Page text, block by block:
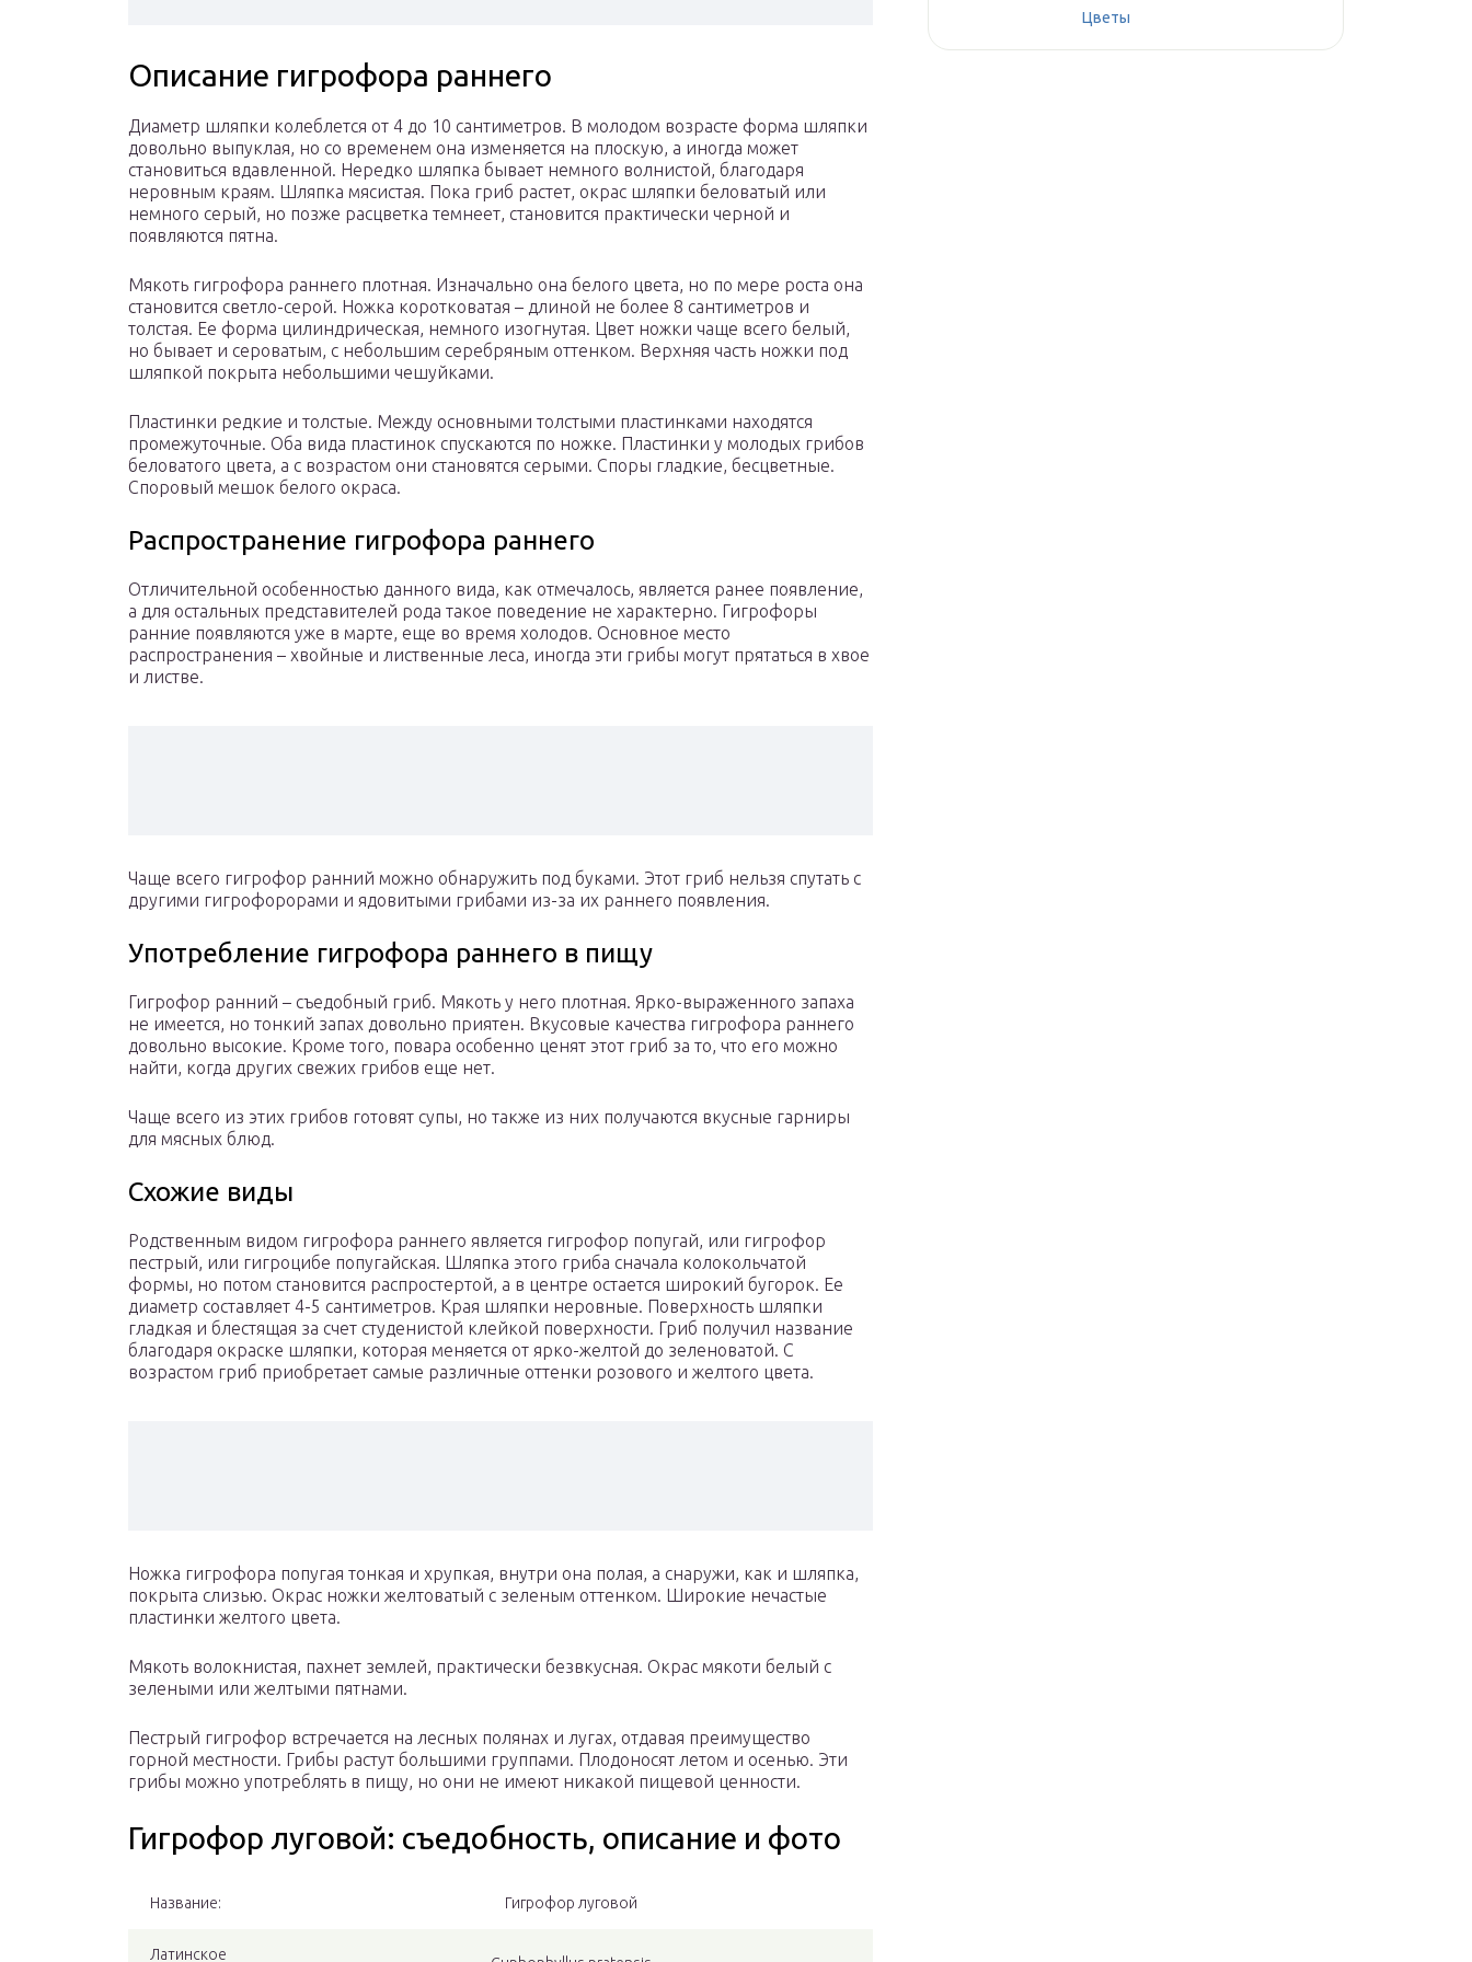
Описание гигрофора раннего
Диаметр шляпки колеблется от 4 до 10 сантиметров. В молодом возрасте форма шляпки
довольно выпуклая, но со временем она изменяется на плоскую, а иногда может
становиться вдавленной. Нередко шляпка бывает немного волнистой, благодаря
неровным краям. Шляпка мясистая. Пока гриб растет, окрас шляпки беловатый или
немного серый, но позже расцветка темнеет, становится практически черной и
появляются пятна.
Мякоть гигрофора раннего плотная. Изначально она белого цвета, но по мере роста она
становится светло-серой. Ножка коротковатая – длиной не более 8 сантиметров и
толстая. Ее форма цилиндрическая, немного изогнутая. Цвет ножки чаще всего белый,
но бывает и сероватым, с небольшим серебряным оттенком. Верхняя часть ножки под
шляпкой покрыта небольшими чешуйками.
Пластинки редкие и толстые. Между основными толстыми пластинками находятся
промежуточные. Оба вида пластинок спускаются по ножке. Пластинки у молодых грибов
беловатого цвета, а с возрастом они становятся серыми. Споры гладкие, бесцветные.
Споровый мешок белого окраса.
Распространение гигрофора раннего
Отличительной особенностью данного вида, как отмечалось, является ранее появление,
а для остальных представителей рода такое поведение не характерно. Гигрофоры
ранние появляются уже в марте, еще во время холодов. Основное место
распространения – хвойные и лиственные леса, иногда эти грибы могут прятаться в хвое
и листве.
Чаще всего гигрофор ранний можно обнаружить под буками. Этот гриб нельзя спутать с
другими гигрофорорами и ядовитыми грибами из-за их раннего появления.
Употребление гигрофора раннего в пищу
Гигрофор ранний – съедобный гриб. Мякоть у него плотная. Ярко-выраженного запаха
не имеется, но тонкий запах довольно приятен. Вкусовые качества гигрофора раннего
довольно высокие. Кроме того, повара особенно ценят этот гриб за то, что его можно
найти, когда других свежих грибов еще нет.
Чаще всего из этих грибов готовят супы, но также из них получаются вкусные гарниры
для мясных блюд.
Схожие виды
Родственным видом гигрофора раннего является гигрофор попугай, или гигрофор
пестрый, или гигроцибе попугайская. Шляпка этого гриба сначала колокольчатой
формы, но потом становится распростертой, а в центре остается широкий бугорок. Ее
диаметр составляет 4-5 сантиметров. Края шляпки неровные. Поверхность шляпки
гладкая и блестящая за счет студенистой клейкой поверхности. Гриб получил название
благодаря окраске шляпки, которая меняется от ярко-желтой до зеленоватой. С
возрастом гриб приобретает самые различные оттенки розового и желтого цвета.
Ножка гигрофора попугая тонкая и хрупкая, внутри она полая, а снаружи, как и шляпка,
покрыта слизью. Окрас ножки желтоватый с зеленым оттенком. Широкие нечастые
пластинки желтого цвета.
Мякоть волокнистая, пахнет землей, практически безвкусная. Окрас мякоти белый с
зелеными или желтыми пятнами.
Пестрый гигрофор встречается на лесных полянах и лугах, отдавая преимущество
горной местности. Грибы растут большими группами. Плодоносят летом и осенью. Эти
грибы можно употреблять в пищу, но они не имеют никакой пищевой ценности.
Гигрофор луговой: съедобность, описание и фото
Название: Гигрофор луговой
Латинское
Цветы